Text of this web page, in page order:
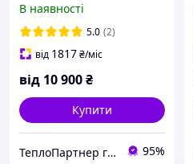
В наявності
5.0 (2)
від 1817₴/міс
від 10 900₴
Купити
ТеплоПартнер група компаній 95%